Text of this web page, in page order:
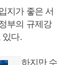
지가 좋은 서
부의 규제강
있다.
하지만 수